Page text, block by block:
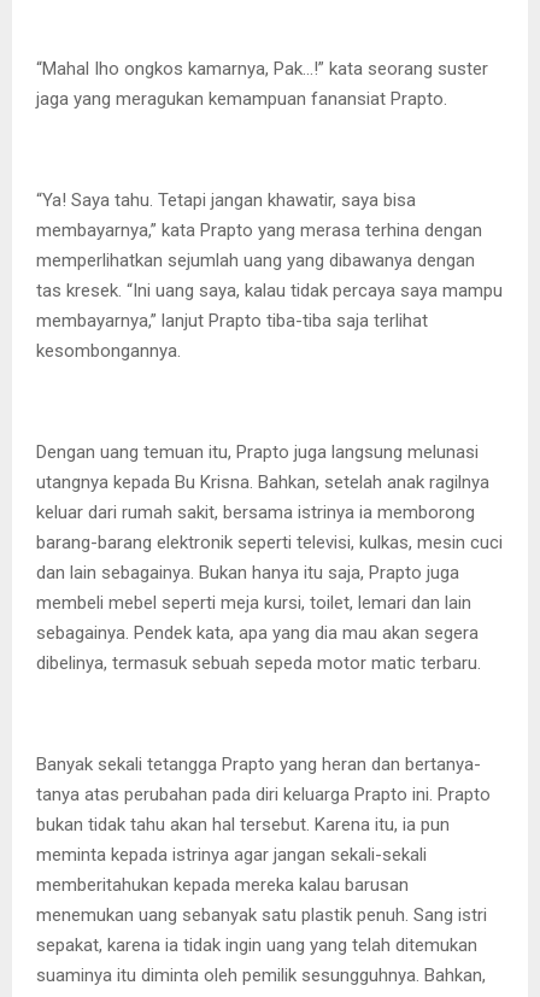
“Mahal Iho ongkos kamarnya, Pak…!” kata seorang suster
jaga yang meragukan kemampuan fanansiat Prapto.
“Ya! Saya tahu. Tetapi jangan khawatir, saya bisa
membayarnya,” kata Prapto yang merasa terhina dengan
memperlihatkan sejumlah uang yang dibawanya dengan
tas kresek. “Ini uang saya, kalau tidak percaya saya mampu
membayarnya,” lanjut Prapto tiba-tiba saja terlihat
kesombongannya.
Dengan uang temuan itu, Prapto juga langsung melunasi
utangnya kepada Bu Krisna. Bahkan, setelah anak ragilnya
keluar dari rumah sakit, bersama istrinya ia memborong
barang-barang elektronik seperti televisi, kulkas, mesin cuci
dan lain sebagainya. Bukan hanya itu saja, Prapto juga
membeli mebel seperti meja kursi, toilet, lemari dan lain
sebagainya. Pendek kata, apa yang dia mau akan segera
dibelinya, termasuk sebuah sepeda motor matic terbaru.
Banyak sekali tetangga Prapto yang heran dan bertanya-
tanya atas perubahan pada diri keluarga Prapto ini. Prapto
bukan tidak tahu akan hal tersebut. Karena itu, ia pun
meminta kepada istrinya agar jangan sekali-sekali
memberitahukan kepada mereka kalau barusan
menemukan uang sebanyak satu plastik penuh. Sang istri
sepakat, karena ia tidak ingin uang yang telah ditemukan
suaminya itu diminta oleh pemilik sesungguhnya. Bahkan,